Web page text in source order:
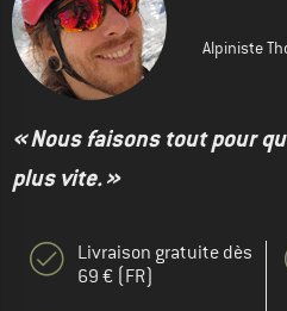
Alpiniste
« Nous faisons tout pour
plus vite. »
Livraison gratuite dès
69 € (FR)